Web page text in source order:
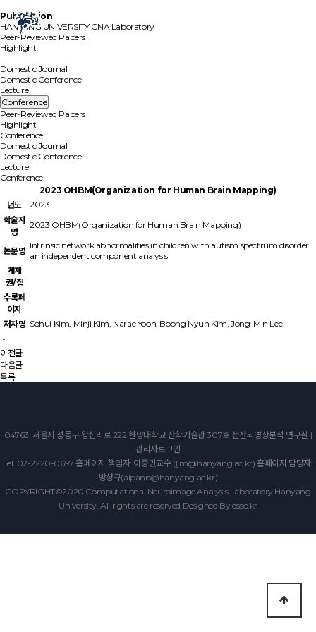
Publication
HANYANG UNIVERSITY CNA Laboratory
Peer-Reviewed Papers
Highlight
Domestic Journal
Domestic Conference
Lecture
Conference
Peer-Reviewed Papers
Highlight
Conference
Domestic Journal
Domestic Conference
Lecture
Conference
2023 OHBM(Organization for Human Brain Mapping)
년도
2023
학술지
명
2023 OHBM(Organization for Human Brain Mapping)
논문명
Intrinsic network abnormalities in children with autism spectrum disorder:
an independent component analysis
게재
권/집
수록페
이지
저자명 Sohui Kim, Minji Kim, Narae Yoon, Boong Nyun Kim, Jong-Min Lee
-
이전글
다음글
목록
04763, 서울시 성동구 왕십리로 222 한양대학교 산학기술관 307호 전산뇌영상분석 연구실 |
관리자로그인
Tel. 02-2220-0697 홈페이지 책임자: 이종민교수 (ljm@hanyang.ac.kr) 홈페이지 담당자:
방성규(alpanis@hanyang.ac.kr)
COPYRIGHT©2020 Computational Neuroimage Analysis Laboratory Hanyang
University. All rights are reserved Designed By dsso.kr